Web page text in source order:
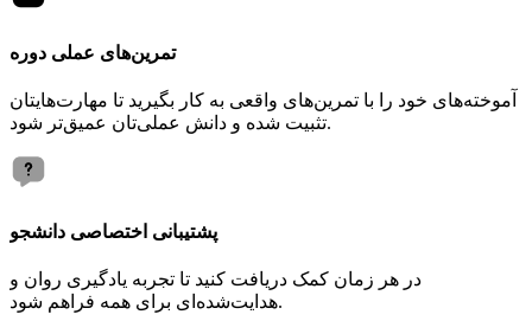
تمرین‌های عملی دوره
آموخته‌های خود را با تمرین‌های واقعی به کار بگیرید تا مهارت‌هایتان
تثبیت شده و دانش عملی‌تان عمیق‌تر شود.
پشتیبانی اختصاصی دانشجو
در هر زمان کمک دریافت کنید تا تجربه یادگیری روان و
هدایت‌شده‌ای برای همه فراهم شود.